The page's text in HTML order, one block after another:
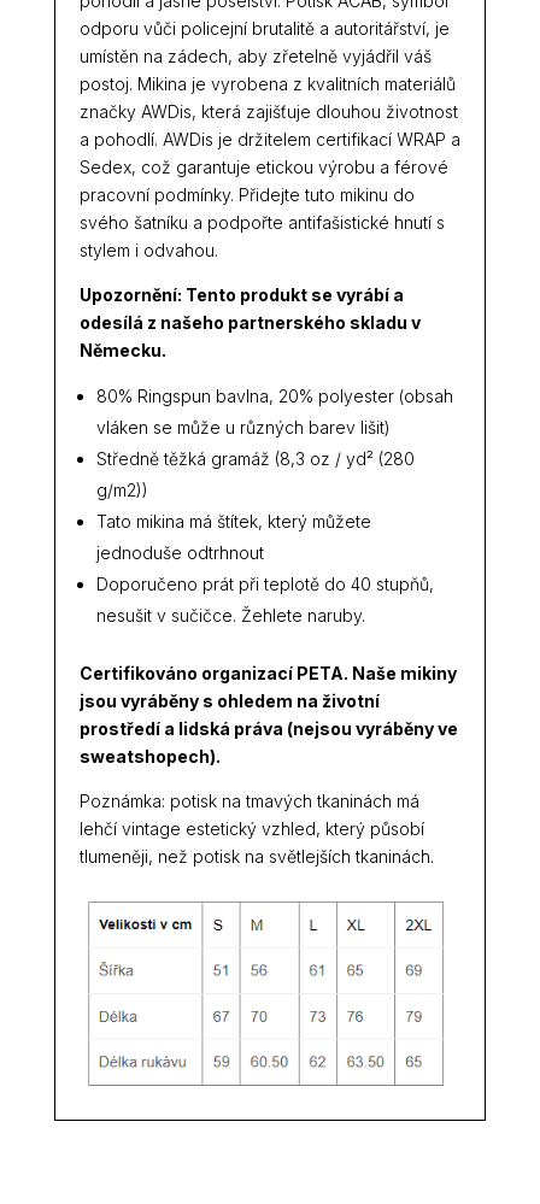
odporu vůči policejní brutalitě a autoritářství, je
umístěn na zádech, aby zřetelně vyjádřil váš
postoj. Mikina je vyrobena z kvalitních materiálů
značky AWDis, která zajišťuje dlouhou životnost
a pohodlí. AWDis je držitelem certifikací WRAP a
Sedex, což garantuje etickou výrobu a férové
pracovní podmínky. Přidejte tuto mikinu do
svého šatníku a podpořte antifašistické hnutí s
stylem i odvahou.
Upozornění: Tento produkt se vyrábí a
odesílá z našeho partnerského skladu v
Německu.
80% Ringspun bavlna, 20% polyester (obsah
vláken se může u různých barev lišit)
Středně těžká gramáž (8,3 oz / yd² (280
g/m2))
Tato mikina má štítek, který můžete
jednoduše odtrhnout
Doporučeno prát při teplotě do 40 stupňů,
nesušit v sučičce. Žehlete naruby.
Certifikováno organizací PETA. Naše mikiny
jsou vyráběny s ohledem na životní
prostředí a lidská práva (nejsou vyráběny ve
sweatshopech).
Poznámka: potisk na tmavých tkaninách má
lehčí vintage estetický vzhled, který působí
tlumeněji, než potisk na světlejších tkaninách.